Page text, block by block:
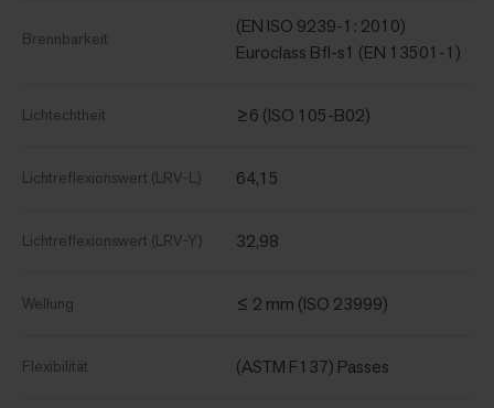
Brennbarkeit
(EN ISO 9239-1: 2010)
Euroclass Bfl-s1 (EN 13501-1)
Lichtechtheit ≥6 (ISO 105-B02)
Lichtreflexionswert (LRV-L) 64,15
Lichtreflexionswert (LRV-Y) 32,98
Wellung ≤ 2 mm (ISO 23999)
Flexibilität (ASTM F137) Passes